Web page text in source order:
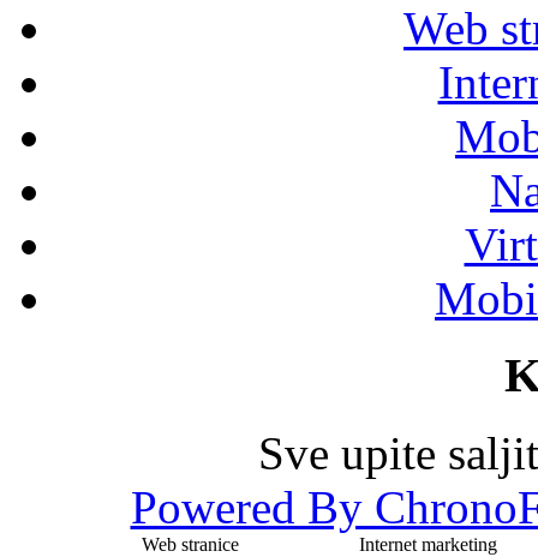
Web
Sve upite
Powered By
Web stranice Internet marketing